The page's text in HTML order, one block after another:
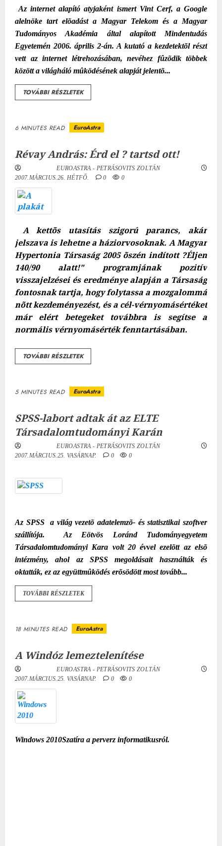
Az internet alapító atyjaként ismert Vint Cerf, a Google
alelnöke tart elõadást a Magyar Telekom és a Magyar
Tudományos Akadémia által alapított Mindentudás
Egyetemén 2006. április 2-án. A kutató a kezdetektõl részt
vett az internet létrehozásában, nevéhez fûzõdik többek
között a világháló mûködésének alapját jelentõ...
TOVÁBBI RÉSZLETEK
6 MINUTES READ EuroAstra
Révay András: Érd el ? tartsd ott!
EUROASTRA - PETRÁSOVITS ZOLTÁN
2007.MÁRCIUS.26. HÉTFŐ.
0 0
A kettõs utasítás szigorú parancs, akár
jelszava is lehetne a háziorvosoknak. A Magyar
Hypertonia Társaság 2005 õszén indított ?Éljen
140/90 alatt!" programjának pozitív
visszajelzései és eredménye alapján a Társaság
fontosnak tartja, hogy folytassa a mozgalommá
nõtt kezdeményezést, és a cél-vérnyomásértéket
már elért betegeket továbbra is segítse a
normális vérnyomásérték fenntartásában.
TOVÁBBI RÉSZLETEK
5 MINUTES READ EuroAstra
SPSS-labort adtak át az ELTE
Társadalomtudományi Karán
EUROASTRA - PETRÁSOVITS ZOLTÁN
2007.MÁRCIUS.25. VASÁRNAP.
0 0
Az SPSS
a világ vezetõ adatelemzõ- és statisztikai szoftver
szállítója.
Az Eötvös Loránd Tudományegyetem
Társadalomtudományi Kara volt 20 évvel ezelõtt az elsõ
intézmény, ahol az SPSS megoldásait használták és
oktatták, ez az együttmûködés erõsödött most tovább...
TOVÁBBI RÉSZLETEK
18 MINUTES READ EuroAstra
A Windóz lemeztelenítése
EUROASTRA - PETRÁSOVITS ZOLTÁN
2007.MÁRCIUS.25. VASÁRNAP.
0 0
Windows 2010Szatíra a perverz informatikusról.